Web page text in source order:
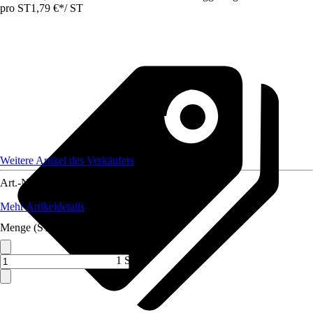
pro ST1,79 €*/ ST
Weitere Artikel des Verkäufers
Art.-Nr.
Mehr Artikeldetails
Menge (ST)
1 ST